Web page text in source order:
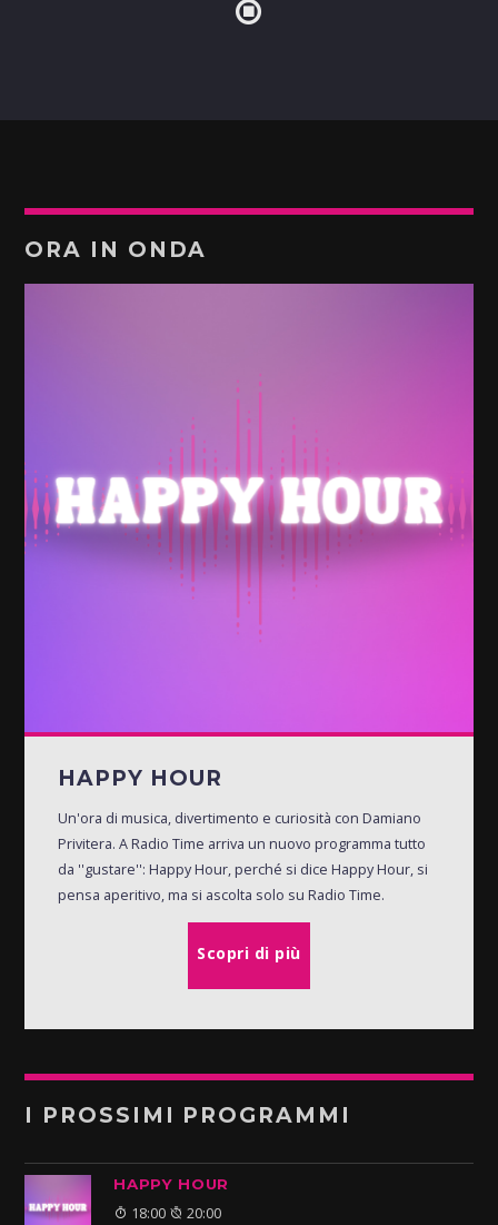
ORA IN ONDA
HAPPY HOUR
Un'ora di musica, divertimento e curiosità con Damiano
Privitera. A Radio Time arriva un nuovo programma tutto
da ''gustare'': Happy Hour, perché si dice Happy Hour, si
pensa aperitivo, ma si ascolta solo su Radio Time.
Scopri di più
I PROSSIMI PROGRAMMI
HAPPY HOUR
18:00 20:00